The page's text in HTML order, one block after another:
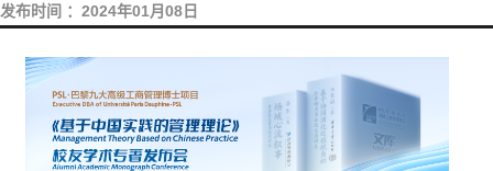
发布时间 ：2024年01月08日